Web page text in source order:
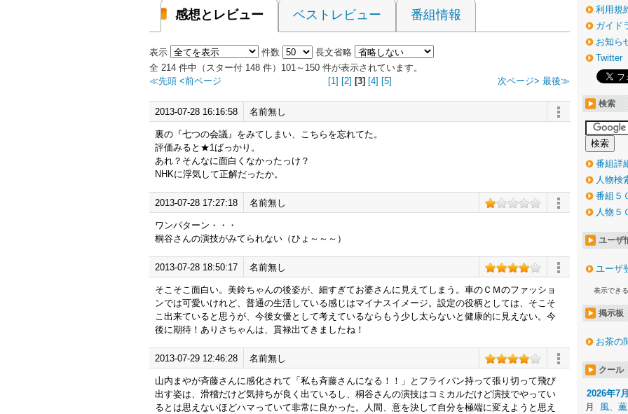
感想とレビュー ベストレビュー 番組情報
表示 件数
長文省略
全 214 件中（スター付 148 件）101～150 件が表示されています。
≪先頭 <前ページ 次ページ> 最後≫
[1] [2] [3] [4] [5]
2013-07-28 16:16:58 名前無し
裏の『七つの会議』をみてしまい、こちらを忘れてた。
評価みると★1ばっかり。
あれ？そんなに面白くなかったっけ？
NHKに浮気して正解だったか。
2013-07-28 17:27:18 名前無し
ワンパターン・・・
桐谷さんの演技がみてられない（ひょ～～～）
2013-07-28 18:50:17 名前無し
そこそこ面白い。美鈴ちゃんの後姿が、細すぎてお婆さんに見えてしまう。車のＣＭのファッショ
ンでは可愛いけれど、普通の生活している感じはマイナスイメージ。設定の役柄としては、そこそ
こ出来ていると思うが、今後女優として考えているならもう少し太らないと健康的に見えない。今
後に期待！ありさちゃんは、貫禄出てきましたね！
2013-07-29 12:46:28 名前無し
山内まやが斉藤さんに感化されて「私も斉藤さんになる！！」とフライパン持って張り切って飛び
出す姿は、滑稽だけど気持ちが良く出ているし、桐谷さんの演技はコミカルだけど演技でやってい
るとは思えないほどハマっていて非常に良かった。人間、意を決して自分を極端に変えようと思え
利用規
ガイド
お知ら
Twitter
検索
番組詳
人物検
番組５
人物５
ユーザ
ユーザ
表示でき
掲示板
お茶の
クール
2026年7
月
風、